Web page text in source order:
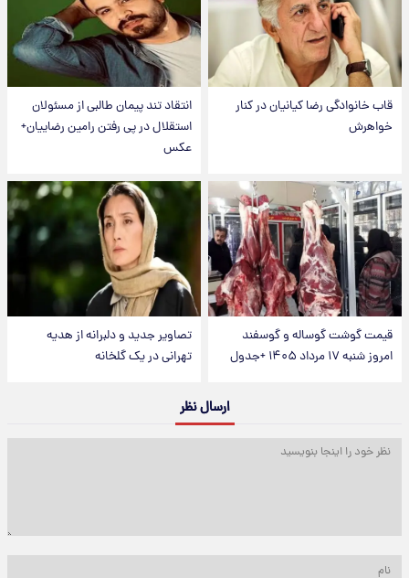
قاب خانوادگی رضا کیانیان در کنار
خواهرش
انتقاد تند پیمان طالبی از مسئولان
استقلال در پی رفتن رامین رضاییان+
عکس
قیمت گوشت گوساله و گوسفند
امروز شنبه ۱۷ مرداد ۱۴۰۵ +جدول
تصاویر جدید و دلبرانه از هدیه
تهرانی در یک گلخانه
ارسال نظر